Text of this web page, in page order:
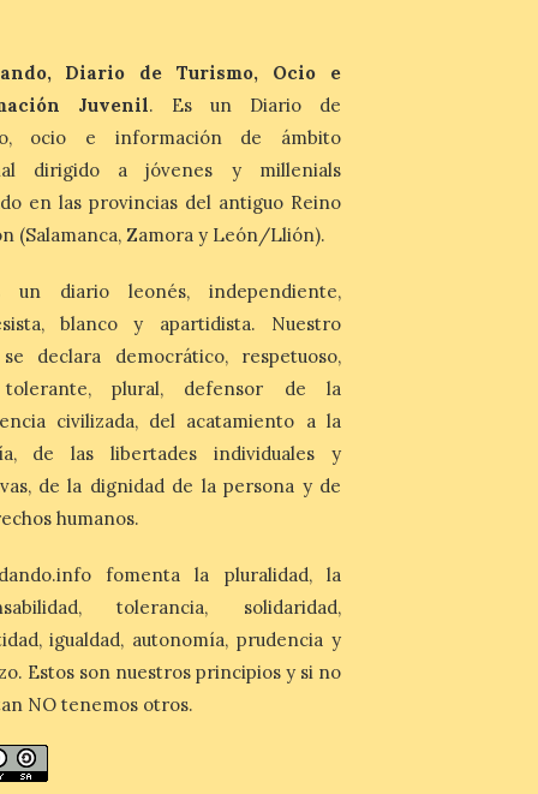
«El Mar», […]
El Descenso Internacional
del Sella arranca con el
homenaje a los campeones
y el izado de las banderas
autonómicas
La 88.ª edición del
Descenso Internacional
del Sella reunirá este año a
1.291 palistas distribuidos
en 874 embarcaciones,
con representación de 22 países,
consolidando una vez más a la prueba
asturiana como una de las grandes
referencias del piragüismo internacional.
[…]
Diario de Turismo, Ocio e
Juvenil. Es un Diario de
ocio e información de ámbito
dirigido a jóvenes y millenials
en las provincias del antiguo Reino
(Salamanca, Zamora y León/Llión).
un diario leonés, independiente,
blanco y apartidista. Nuestro
declara democrático, respetuoso,
tolerante, plural, defensor de la
civilizada, del acatamiento a la
de las libertades individuales y
de la dignidad de la persona y de
humanos.
fomenta la pluralidad, la
tolerancia, solidaridad,
igualdad, autonomía, prudencia y
Estos son nuestros principios y si no
NO tenemos otros.